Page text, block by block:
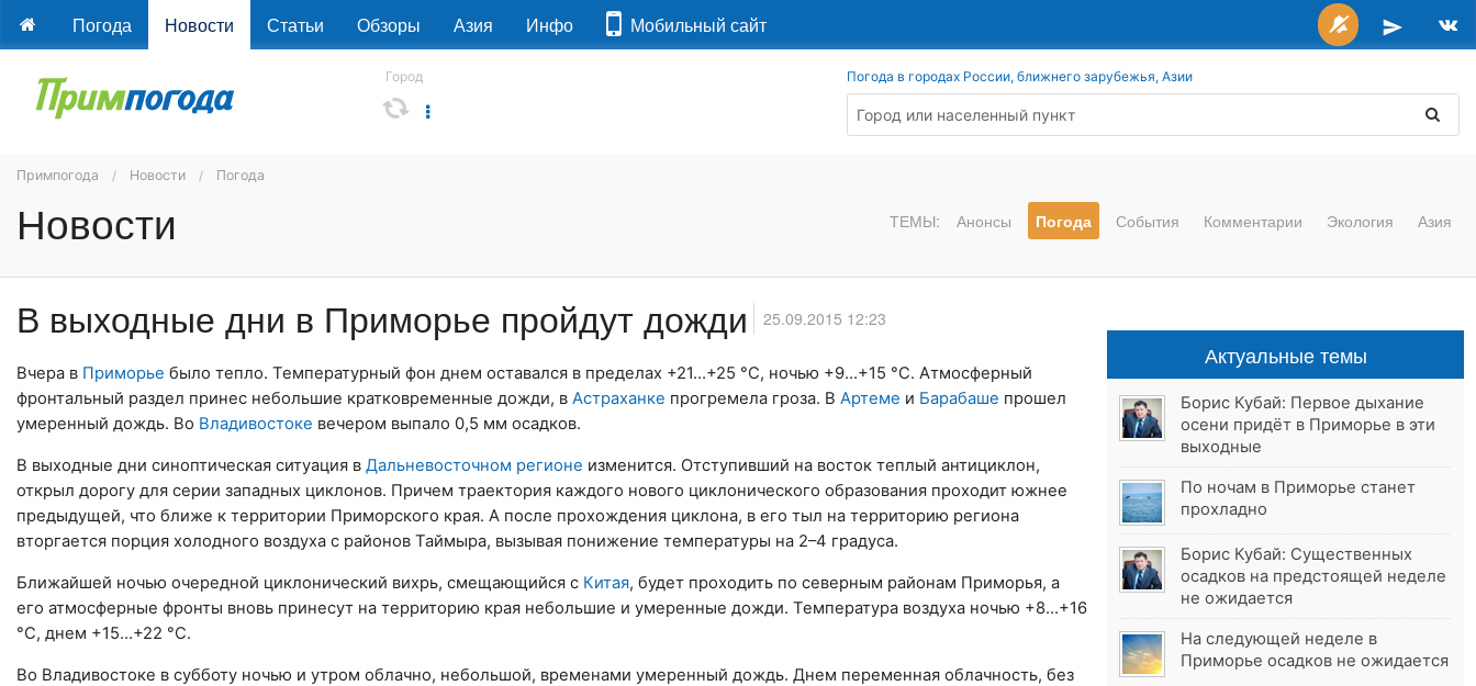
Погода Новости Статьи Обзоры Азия Инфо Мобильный сайт
Город Погода в городах России, ближнего зарубежья, Азии
Примпогода Новости Погода
Новости ТЕМЫ: Анонсы Погода События Комментарии Экология Азия
В выходные дни в Приморье пройдут дожди 25.09.2015 12:23
Вчера в Приморье было тепло. Температурный фон днем оставался в пределах +21…+25 °С, ночью +9…+15 °С. Атмосферный
фронтальный раздел принес небольшие кратковременные дожди, в Астраханке прогремела гроза. В Артеме и Барабаше прошел
умеренный дождь. Во Владивостоке вечером выпало 0,5 мм осадков.
В выходные дни синоптическая ситуация в Дальневосточном регионе изменится. Отступивший на восток теплый антициклон,
открыл дорогу для серии западных циклонов. Причем траектория каждого нового циклонического образования проходит южнее
предыдущей, что ближе к территории Приморского края. А после прохождения циклона, в его тыл на территорию региона
вторгается порция холодного воздуха с районов Таймыра, вызывая понижение температуры на 2–4 градуса.
Ближайшей ночью очередной циклонический вихрь, смещающийся с Китая, будет проходить по северным районам Приморья, а
его атмосферные фронты вновь принесут на территорию края небольшие и умеренные дожди. Температура воздуха ночью +8…+16
°С, днем +15…+22 °С.
Во Владивостоке в субботу ночью и утром облачно, небольшой, временами умеренный дождь. Днем переменная облачность, без
Актуальные темы
Борис Кубай: Первое дыхание
осени придёт в Приморье в эти
выходные
По ночам в Приморье станет
прохладно
Борис Кубай: Существенных
осадков на предстоящей неделе
не ожидается
На следующей неделе в
Приморье осадков не ожидается